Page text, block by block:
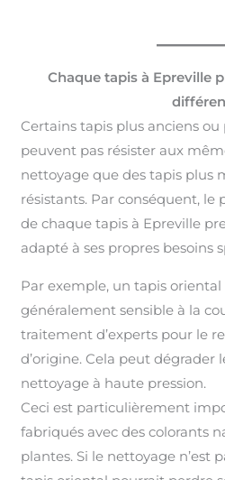
Chaque tapis à Epreville
Certains tapis plus anciens ou
peuvent pas résister aux
nettoyage que des tapis plus
résistants. Par conséquent, le
de chaque tapis à Epreville
adapté à ses propres besoins
Par exemple, un tapis
généralement sensible à la
traitement d’experts pour le
d’origine. Cela peut dégrader
nettoyage à haute pression.
Ceci est particulièrement
fabriqués avec des colorants
plantes. Si le nettoyage n’est